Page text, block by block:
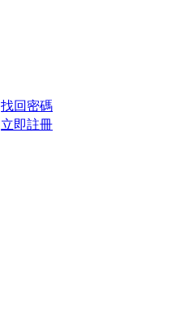
找回密碼
立即註冊